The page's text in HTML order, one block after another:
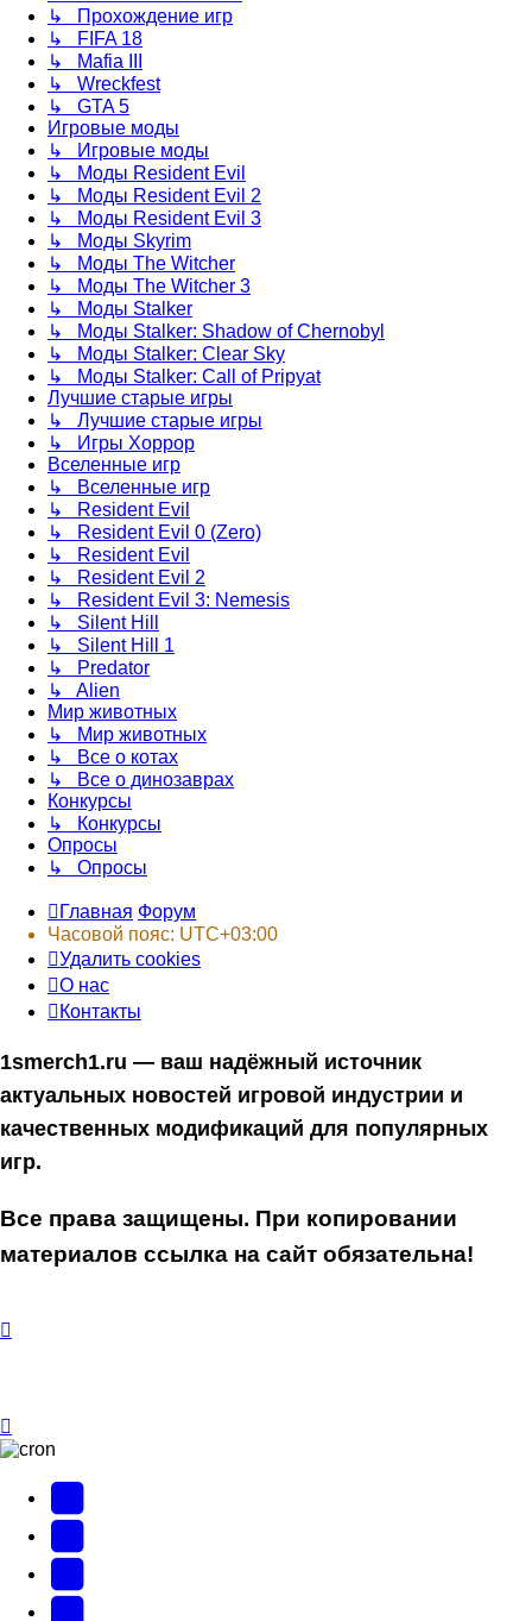
↳ Прохождение игр
↳ FIFA 18
↳ Mafia III
↳ Wreckfest
↳ GTA 5
Игровые моды
↳ Игровые моды
↳ Моды Resident Evil
↳ Моды Resident Evil 2
↳ Моды Resident Evil 3
↳ Моды Skyrim
↳ Моды The Witcher
↳ Моды The Witcher 3
↳ Моды Stalker
↳ Моды Stalker: Shadow of Chernobyl
↳ Моды Stalker: Clear Sky
↳ Моды Stalker: Call of Pripyat
Лучшие старые игры
↳ Лучшие старые игры
↳ Игры Хоррор
Вселенные игр
↳ Вселенные игр
↳ Resident Evil
↳ Resident Evil 0 (Zero)
↳ Resident Evil
↳ Resident Evil 2
↳ Resident Evil 3: Nemesis
↳ Silent Hill
↳ Silent Hill 1
↳ Predator
↳ Alien
Мир животных
↳ Мир животных
↳ Все о котах
↳ Все о динозаврах
Конкурсы
↳ Конкурсы
Опросы
↳ Опросы
Главная Форум
Часовой пояс: UTC+03:00
Удалить cookies
О нас
Контакты
1smerch1.ru — ваш надёжный источник
актуальных новостей игровой индустрии и
качественных модификаций для популярных
игр.
Все права защищены. При копировании
материалов ссылка на сайт обязательна!